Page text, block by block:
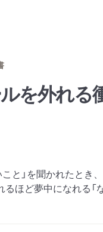
を外れる
こと」を聞かれたと
ほど夢中になれる「